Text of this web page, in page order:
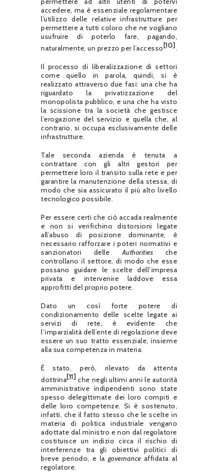
accedere, ma è essenziale regolamentare
l’utilizzo delle relative infrastrutture per
permettere a tutti coloro che ne vogliano
usufruire di poterlo fare, pagando,
naturalmente, un prezzo per l’accesso[10].
Il processo di liberalizzazione di settori
come quello in parola, quindi, si è
realizzato attraverso due fasi: una che ha
riguardato la privatizzazione del
monopolista pubblico, e una che ha visto
la scissione tra la società che gestisce
l’erogazione del servizio e quella che, al
contrario, si occupa esclusivamente delle
infrastrutture.
Tale seconda azienda è tenuta a
contrattare con gli altri gestori per
permettere loro il transito sulla rete e per
garantire la manutenzione della stessa, di
modo che sia assicurato il più alto livello
tecnologico possibile.
Per essere certi che ciò accada realmente
e non si verifichino distorsioni legate
all’abuso di posizione dominante, è
necessario rafforzare i poteri normativi e
sanzionatori delleAuthorities che
controllano il settore, di modo che esse
possano guidare le scelte dell’impresa
privata e intervenire laddove essa
approfitti del proprio potere.
Dato un così forte potere di
condizionamento delle scelte legate ai
servizi di rete, è evidente che
l’imparzialità dell’ente di regolazione deve
essere un suo tratto essenziale, insieme
alla sua competenza in materia.
È stato, però, rilevato da attenta
dottrina[11] che negli ultimi anni le autorità
amministrative indipendenti sono state
spesso delegittimate dei loro compiti e
delle loro competenze. Si è sostenuto,
infatti, che il fatto stesso che le scelte in
materia di politica industriale vengano
adottate dal ministro e non dal regolatore
costituisce un indizio circa il rischio di
interferenze tra gli obiettivi politici di
breve periodo, e la governance affidata al
regolatore.